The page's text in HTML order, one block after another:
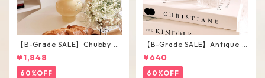
【B-Grade SALE】Chubby V
ase / M
¥1,848
60%OFF
【B-Grade SALE】Antique F
lower Vase #C
¥640
60%OFF